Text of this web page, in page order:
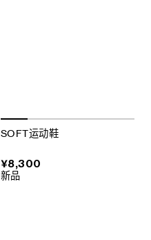
SOFT运动鞋
¥8,300
新品